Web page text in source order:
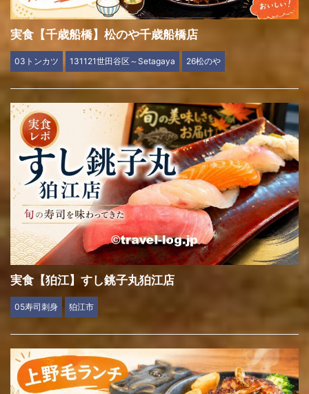
実食【千歳船橋】松のや千歳船橋店
03トンカツ 131121世田谷区～Setagaya 26松のや
実食【狛江】すし銚子丸狛江店
05寿司刺身 狛江市